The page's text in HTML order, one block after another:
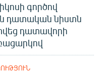
գործով
դատական նիստն
դատավորի